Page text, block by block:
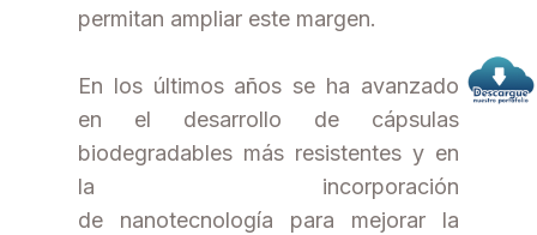
permitan ampliar este margen.
En los últimos años se ha avanzado
en el desarrollo de cápsulas
biodegradables más resistentes y en
la incorporación
de nanotecnología para mejorar la